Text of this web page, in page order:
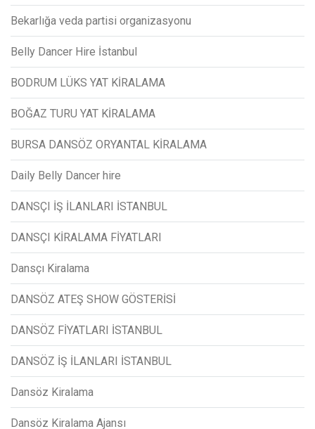
Bekarlığa veda partisi organizasyonu
Belly Dancer Hire İstanbul
BODRUM LÜKS YAT KİRALAMA
BOĞAZ TURU YAT KİRALAMA
BURSA DANSÖZ ORYANTAL KİRALAMA
Daily Belly Dancer hire
DANSÇI İŞ İLANLARI İSTANBUL
DANSÇI KİRALAMA FİYATLARI
Dansçı Kiralama
DANSÖZ ATEŞ SHOW GÖSTERİSİ
DANSÖZ FİYATLARI İSTANBUL
DANSÖZ İŞ İLANLARI İSTANBUL
Dansöz Kiralama
Dansöz Kiralama Ajansı